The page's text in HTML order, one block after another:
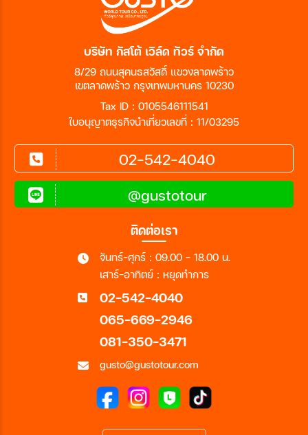
บริษัท กัสโต้ เวิล์ด ทัวร์ จำกัด
8/29 ถนนสุคนธสวัสดิ์ แขวงลาดพร้าว
เขตลาดพร้าว กรุงเทพมหานคร 10230
Tax ID : 0105546111541
ใบอนุญาตธุรกิจนำเที่ยวเลขที่ : 11/03295
02-542-4040
@gustotour
ติดต่อเรา
จันทร์-ศุกร์ : 09.00 - 18.00 น.
เสาร์-อาทิตย์ : หยุดทำการ
02-542-4040
065-669-2946
081-350-3471
gusto@gustotour.com